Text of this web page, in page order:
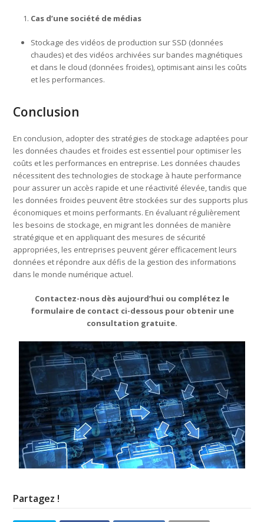
Cas d’une société de médias
Stockage des vidéos de production sur SSD (données
chaudes) et des vidéos archivées sur bandes magnétiques
et dans le cloud (données froides), optimisant ainsi les coûts
et les performances.
Conclusion
En conclusion, adopter des stratégies de stockage adaptées pour
les données chaudes et froides est essentiel pour optimiser les
coûts et les performances en entreprise. Les données chaudes
nécessitent des technologies de stockage à haute performance
pour assurer un accès rapide et une réactivité élevée, tandis que
les données froides peuvent être stockées sur des supports plus
économiques et moins performants. En évaluant régulièrement
les besoins de stockage, en migrant les données de manière
stratégique et en appliquant des mesures de sécurité
appropriées, les entreprises peuvent gérer efficacement leurs
données et répondre aux défis de la gestion des informations
dans le monde numérique actuel.
Contactez-nous dès aujourd’hui ou complétez le
formulaire de contact ci-dessous pour obtenir une
consultation gratuite.
Partagez !